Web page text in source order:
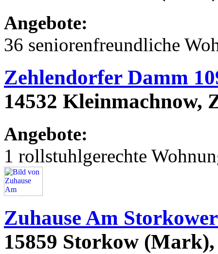
Angebote:
36 seniorenfreundliche
Zehlendorfer Damm
14532 Kleinmachnow,
Angebote:
1 rollstuhlgerechte
Zuhause Am Storkower
15859 Storkow